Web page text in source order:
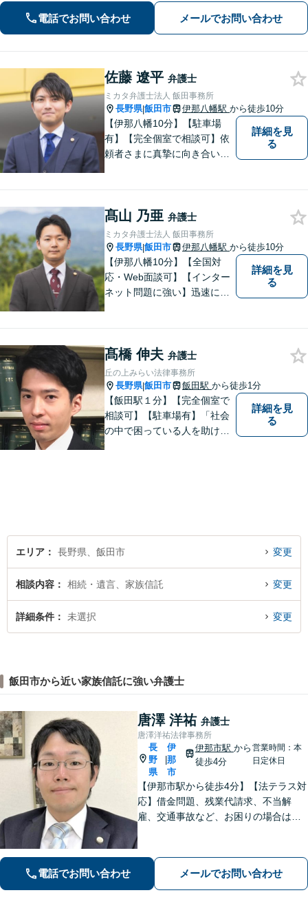
約書チェック・労務対応など企業法務
の豊富な実績」「事業承継の対応実績
電話でお問い合わせ メールでお問い合わせ
佐藤 遼平 弁護士
ミカタ弁護士法人 飯田事務所
長野県|飯田市 伊那八幡駅 から徒歩10分
【伊那八幡10分】【駐車場
有】【完全個室で相談可】依
頼者さまに真摯に向き合い、
は日本全国です。 遠方の方は
Web面談や電話でのご連絡が
可能です。
詳細を見
る
髙山 乃亜 弁護士
ミカタ弁護士法人 飯田事務所
長野県|飯田市 伊那八幡駅 から徒歩10分
【伊那八幡10分】【全国対
応・Web面談可】【インター
ネット問題に強い】迅速に対
のようなことでも、お気軽に
ご相談ください。
詳細を見
る
髙橋 伸夫 弁護士
丘の上みらい法律事務所
長野県|飯田市 飯田駅 から徒歩1分
【飯田駅１分】【完全個室で
相談可】【駐車場有】「社会
の中で困っている人を助けた
詳細を見
る
エリア 長野県、飯田市 変更
相談内容 相続・遺言、家族信託 変更
詳細条件 未選択 変更
飯田市から近い家族信託に強い弁護士
唐澤 洋祐 弁護士
唐澤洋祐法律事務所
長
野
県
|
伊
那
市
伊那市駅 から
徒歩4分
営業時間：本
日定休日
【伊那市駅から徒歩4分】【法テラス対
応】借金問題、残業代請求、不当解
雇、交通事故など、お困りの場合はす
ます!【秘密厳守】【破産管財人】
電話でお問い合わせ メールでお問い合わせ